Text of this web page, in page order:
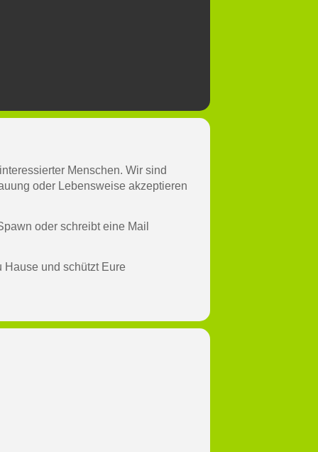
Menschen. Wir sind
oder Lebensweise akzeptieren
oder schreibt eine Mail
Hause und schützt Eure